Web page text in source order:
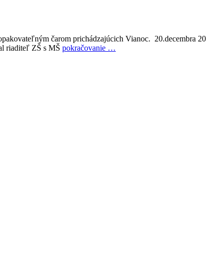
čarom prichádzajúcich Vianoc. 20.decembra
riaditeľ ZŠ s MŠ pokračovanie …